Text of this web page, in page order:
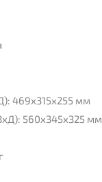
469x315x255 мм
560x345x325 мм